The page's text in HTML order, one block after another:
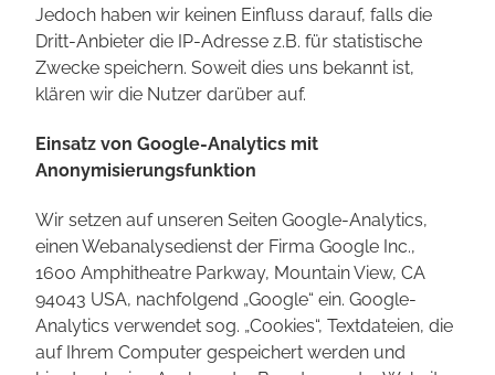
Jedoch haben wir keinen Einfluss darauf, falls die
Dritt-Anbieter die IP-Adresse z.B. für statistische
Zwecke speichern. Soweit dies uns bekannt ist,
klären wir die Nutzer darüber auf.
Einsatz von Google-Analytics mit
Anonymisierungsfunktion
Wir setzen auf unseren Seiten Google-Analytics,
einen Webanalysedienst der Firma Google Inc.,
1600 Amphitheatre Parkway, Mountain View, CA
94043 USA, nachfolgend „Google“ ein. Google-
Analytics verwendet sog. „Cookies“, Textdateien, die
auf Ihrem Computer gespeichert werden und